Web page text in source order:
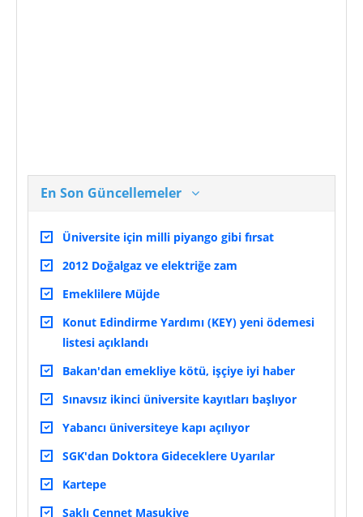
En Son Güncellemeler
Üniversite için milli piyango gibi fırsat
2012 Doğalgaz ve elektriğe zam
Emeklilere Müjde
Konut Edindirme Yardımı (KEY) yeni ödemesi
listesi açıklandı
Bakan'dan emekliye kötü, işçiye iyi haber
Sınavsız ikinci üniversite kayıtları başlıyor
Yabancı üniversiteye kapı açılıyor
SGK'dan Doktora Gideceklere Uyarılar
Kartepe
Saklı Cennet Maşukiye